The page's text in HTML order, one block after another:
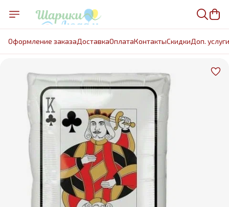
Оформление заказаДоставкаОплатаКонтактыCкидкиДоп. услуги